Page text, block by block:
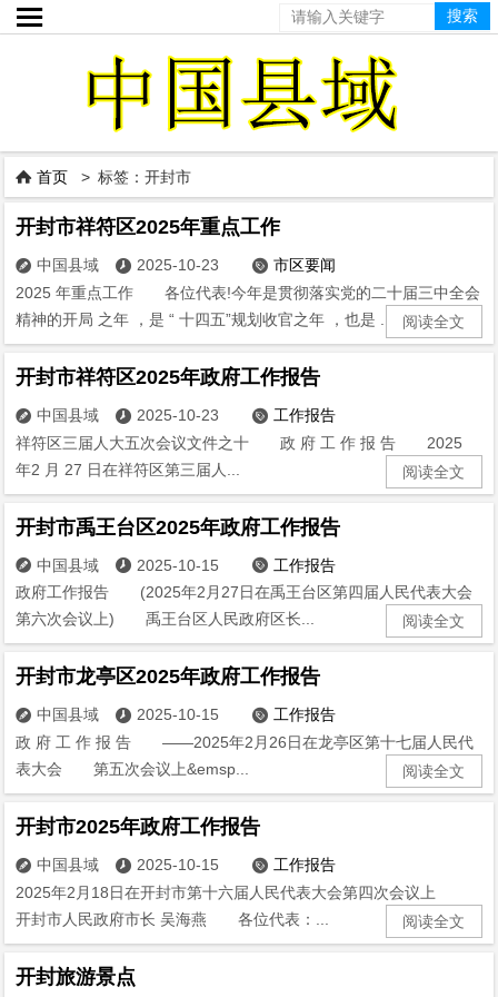

 首页 > 标签：开封市
开封市祥符区2025年重点工作
 中国县域  2025-10-23  市区要闻
2025 年重点工作 各位代表!今年是贯彻落实党的二十届三中全会
精神的开局 之年 ，是 “ 十四五”规划收官之年 ，也是 ...
阅读全文
开封市祥符区2025年政府工作报告
 中国县域  2025-10-23  工作报告
祥符区三届人大五次会议文件之十 政 府 工 作 报 告 2025
年2 月 27 日在祥符区第三届人...
阅读全文
开封市禹王台区2025年政府工作报告
 中国县域  2025-10-15  工作报告
政府工作报告 (2025年2月27日在禹王台区第四届人民代表大会
第六次会议上) 禹王台区人民政府区长...
阅读全文
开封市龙亭区2025年政府工作报告
 中国县域  2025-10-15  工作报告
政 府 工 作 报 告 ——2025年2月26日在龙亭区第十七届人民代
表大会 第五次会议上&emsp...
阅读全文
开封市2025年政府工作报告
 中国县域  2025-10-15  工作报告
2025年2月18日在开封市第十六届人民代表大会第四次会议上
开封市人民政府市长 吴海燕 各位代表：...
阅读全文
开封旅游景点